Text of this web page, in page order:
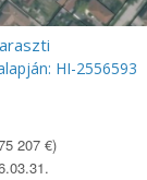
HI-2556593
207 €)